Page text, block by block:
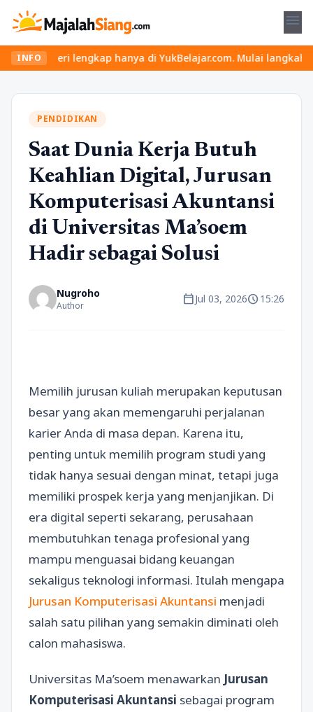
menu
INFO
lengkap hanya di YukBelajar.com. Mulai langkah suksesmu
PENDIDIKAN
Saat Dunia Kerja Butuh
Keahlian Digital, Jurusan
Komputerisasi Akuntansi
di Universitas Ma’soem
Hadir sebagai Solusi
Nugroho
Author calendar_todayJul 03, 2026schedule15:26
Memilih jurusan kuliah merupakan keputusan
besar yang akan memengaruhi perjalanan
karier Anda di masa depan. Karena itu,
penting untuk memilih program studi yang
tidak hanya sesuai dengan minat, tetapi juga
memiliki prospek kerja yang menjanjikan. Di
era digital seperti sekarang, perusahaan
membutuhkan tenaga profesional yang
mampu menguasai bidang keuangan
sekaligus teknologi informasi. Itulah mengapa
Jurusan Komputerisasi Akuntansi menjadi
salah satu pilihan yang semakin diminati oleh
calon mahasiswa.
Universitas Ma’soem menawarkan Jurusan
Komputerisasi Akuntansi sebagai program